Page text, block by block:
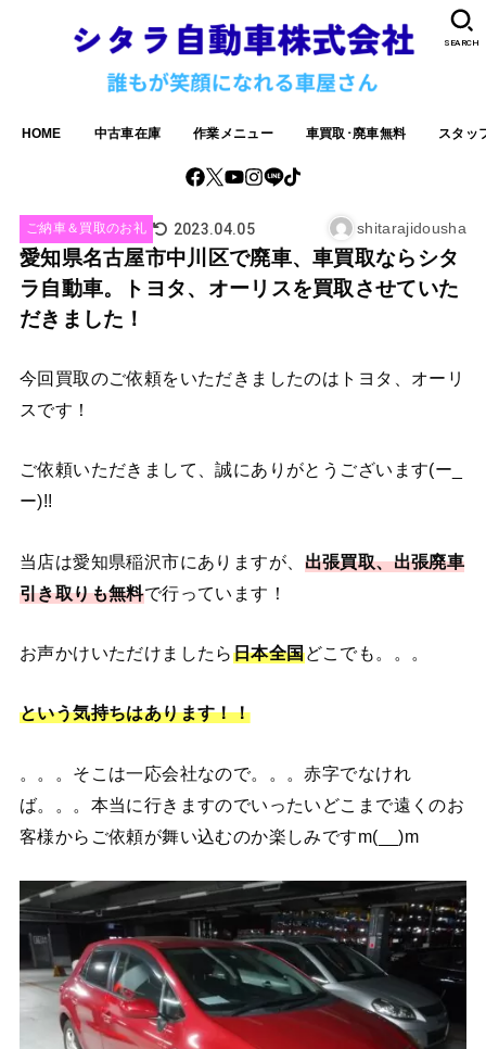
HOME 中古車在庫 作業メニュー 車買取･廃車無料 スタッ
SEARCH
ご納車＆買取のお礼 2023.04.05 shitarajidousha
愛知県名古屋市中川区で廃車、車買取ならシタ
ラ自動車。トヨタ、オーリスを買取させていた
だきました！
今回買取のご依頼をいただきましたのはトヨタ、オーリ
スです！
ご依頼いただきまして、誠にありがとうございます(ー_
ー)!!
当店は愛知県稲沢市にありますが、 出張買取、出張廃車
引き取りも無料で行っています！
お声かけいただけましたら日本全国どこでも。。。
という気持ちはあります！！
。。。そこは一応会社なので。。。赤字でなけれ
ば。。。本当に行きますのでいったいどこまで遠くのお
客様からご依頼が舞い込むのか楽しみですm(__)m